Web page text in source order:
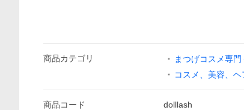
商品カテゴリ まつげコスメ専
コスメ、美容、ヘ
商品コード dolllash